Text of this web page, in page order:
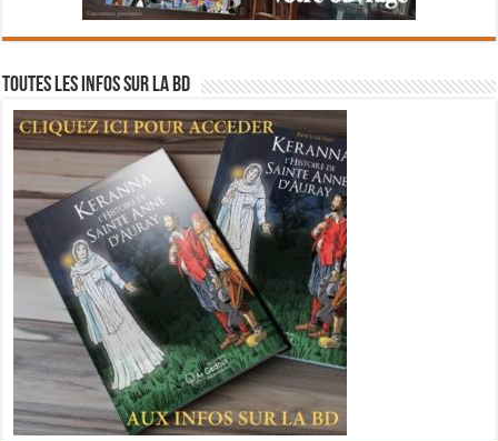
Toutes les infos sur la BD